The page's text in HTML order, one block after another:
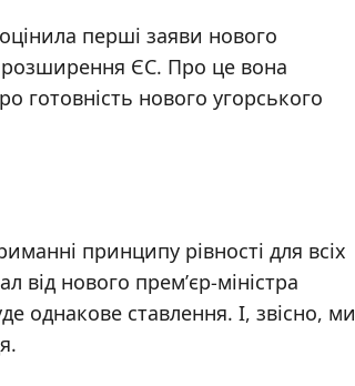
перші заяви нового
ЄС. Про це вона
готовність нового угорського
принципу рівності для всіх
від нового прем’єр-міністра
однакове ставлення. І, звісно, ми